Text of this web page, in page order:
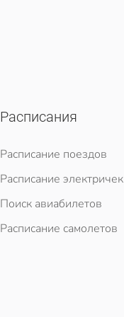
Расписания
Расписание поездов
Расписание электричек
Поиск авиабилетов
Расписание самолетов